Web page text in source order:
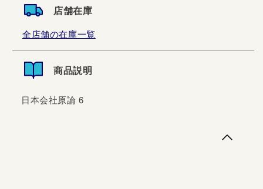
店舗在庫
全店舗の在庫一覧
商品説明
日本会社原論 6